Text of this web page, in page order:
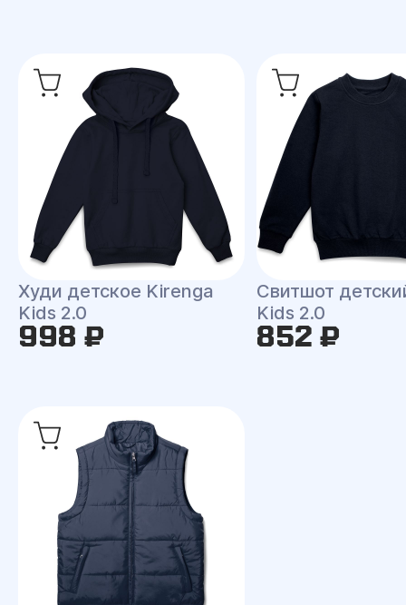
Худи детское Kirenga
Kids 2.0
998 ₽
Свитшот
Kids 2.0
852 ₽